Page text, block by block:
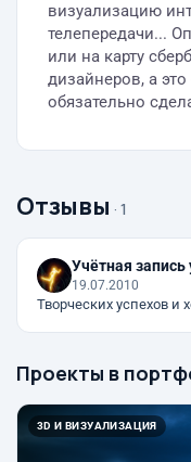
визуализацию
телепередачи...
или на карту
дизайнеров, а
обязательно
Отзывы · 1
Учётная запись
19.07.2010
Творческих успехов и
Проекты в
3D И ВИЗУАЛИЗАЦИЯ